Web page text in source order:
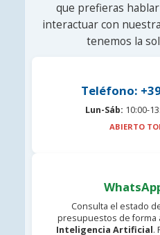
que prefieras
interactuar con
tenemos la
Teléfono:
Lun-Sáb: 10:00-
ABIERTO
Consulta el estado
presupuestos de forma
Inteligencia Artificial.